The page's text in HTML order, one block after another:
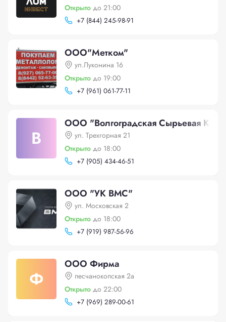
Открыто до 21:00
+7 (844) 245-98-91
ООО"Mетком"
ул.Луконина 16
Открыто до 19:00
+7 (961) 061-77-11
В
ООО "Волгоградская Сырьевая
ул. Трехгорная 21
Открыто до 18:00
+7 (905) 434-46-51
ООО "УК ВМС"
ул. Московская 2
Открыто до 18:00
+7 (919) 987-56-96
Ф
ООО Фирма
песчанокопская 2а
Открыто до 22:00
+7 (969) 289-00-61